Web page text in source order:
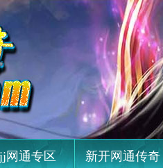
网通专区 新开网通传奇